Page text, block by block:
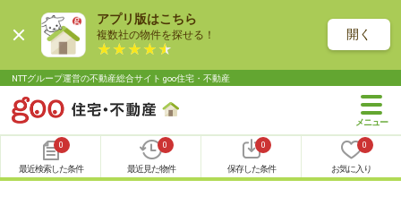
アプリ版はこちら
複数社の物件を探せる！ 開く
NTTグループ運営の不動産総合サイト goo住宅・不動産
0
最近検索した条件
0
最近見た物件
0
保存した条件
0
お気に入り